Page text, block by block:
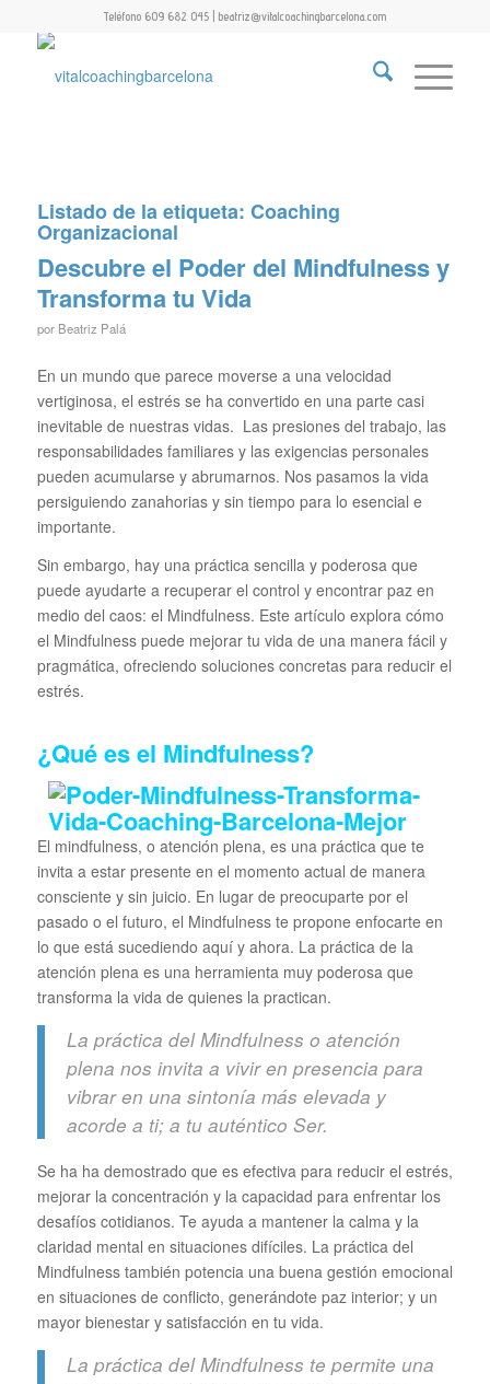
Teléfono 609 682 045 | beatriz@vitalcoachingbarcelona.com
Listado de la etiqueta: Coaching
Organizacional
Descubre el Poder del Mindfulness y
Transforma tu Vida
por Beatriz Palá
En un mundo que parece moverse a una velocidad
vertiginosa, el estrés se ha convertido en una parte casi
inevitable de nuestras vidas. Las presiones del trabajo, las
responsabilidades familiares y las exigencias personales
pueden acumularse y abrumarnos. Nos pasamos la vida
persiguiendo zanahorias y sin tiempo para lo esencial e
importante.
Sin embargo, hay una práctica sencilla y poderosa que
puede ayudarte a recuperar el control y encontrar paz en
medio del caos: el Mindfulness. Este artículo explora cómo
el Mindfulness puede mejorar tu vida de una manera fácil y
pragmática, ofreciendo soluciones concretas para reducir el
estrés.
¿Qué es el Mindfulness?
El mindfulness, o atención plena, es una práctica que te
invita a estar presente en el momento actual de manera
consciente y sin juicio. En lugar de preocuparte por el
pasado o el futuro, el Mindfulness te propone enfocarte en
lo que está sucediendo aquí y ahora. La práctica de la
atención plena es una herramienta muy poderosa que
transforma la vida de quienes la practican.
La práctica del Mindfulness o atención
plena nos invita a vivir en presencia para
vibrar en una sintonía más elevada y
acorde a ti; a tu auténtico Ser.
Se ha ha demostrado que es efectiva para reducir el estrés,
mejorar la concentración y la capacidad para enfrentar los
desafíos cotidianos. Te ayuda a mantener la calma y la
claridad mental en situaciones difíciles. La práctica del
Mindfulness también potencia una buena gestión emocional
en situaciones de conflicto, generándote paz interior; y un
mayor bienestar y satisfacción en tu vida.
La práctica del Mindfulness te permite una